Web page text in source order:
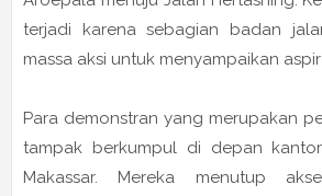
terjadi karena sebagian badan
massa aksi untuk menyampaikan
Para demonstran yang merupakan
tampak berkumpul di depan kantor
Makassar. Mereka menutup